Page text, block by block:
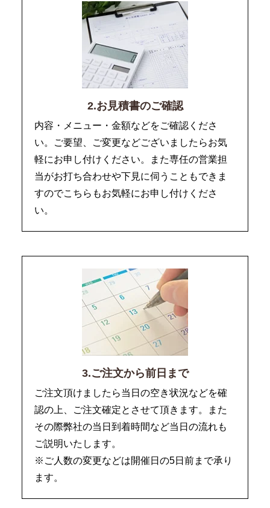
2.お見積書のご確認
内容・メニュー・金額などをご確認くださ
い。ご要望、ご変更などございましたらお気
軽にお申し付けください。また専任の営業担
当がお打ち合わせや下見に伺うこともできま
すのでこちらもお気軽にお申し付けくださ
い。
3.ご注文から前日まで
ご注文頂けましたら当日の空き状況などを確
認の上、ご注文確定とさせて頂きます。また
その際弊社の当日到着時間など当日の流れも
ご説明いたします。
※ご人数の変更などは開催日の5日前まで承り
ます。